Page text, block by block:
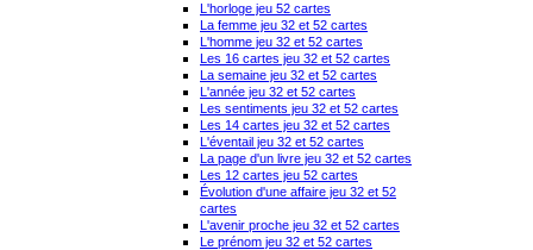
L'horloge jeu 52 cartes
La femme jeu 32 et 52 cartes
L'homme jeu 32 et 52 cartes
Les 16 cartes jeu 32 et 52 cartes
La semaine jeu 32 et 52 cartes
L'année jeu 32 et 52 cartes
Les sentiments jeu 32 et 52 cartes
Les 14 cartes jeu 32 et 52 cartes
L'éventail jeu 32 et 52 cartes
La page d'un livre jeu 32 et 52 cartes
Les 12 cartes jeu 52 cartes
Évolution d'une affaire jeu 32 et 52
cartes
L'avenir proche jeu 32 et 52 cartes
Le prénom jeu 32 et 52 cartes